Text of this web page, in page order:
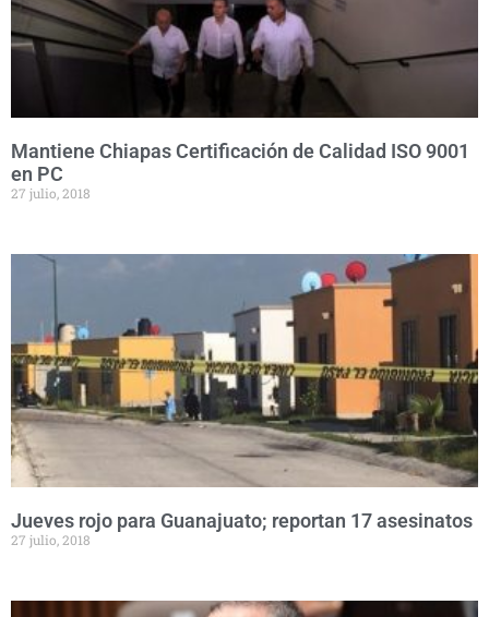
Mantiene Chiapas Certificación de Calidad ISO 9001
en PC
27 julio, 2018
Jueves rojo para Guanajuato; reportan 17 asesinatos
27 julio, 2018